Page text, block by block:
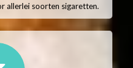
allerlei soorten sigaretten.